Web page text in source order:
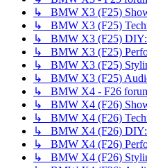
↳ BMW X3 (F25)
↳ BMW X3 (F25)
↳ BMW X3 (F25) DIY:
↳ BMW X3 (F25)
↳ BMW X3 (F25)
↳ BMW X3 (F25)
↳ BMW X4 - F26
↳ BMW X4 (F26)
↳ BMW X4 (F26)
↳ BMW X4 (F26) DIY:
↳ BMW X4 (F26)
↳ BMW X4 (F26)